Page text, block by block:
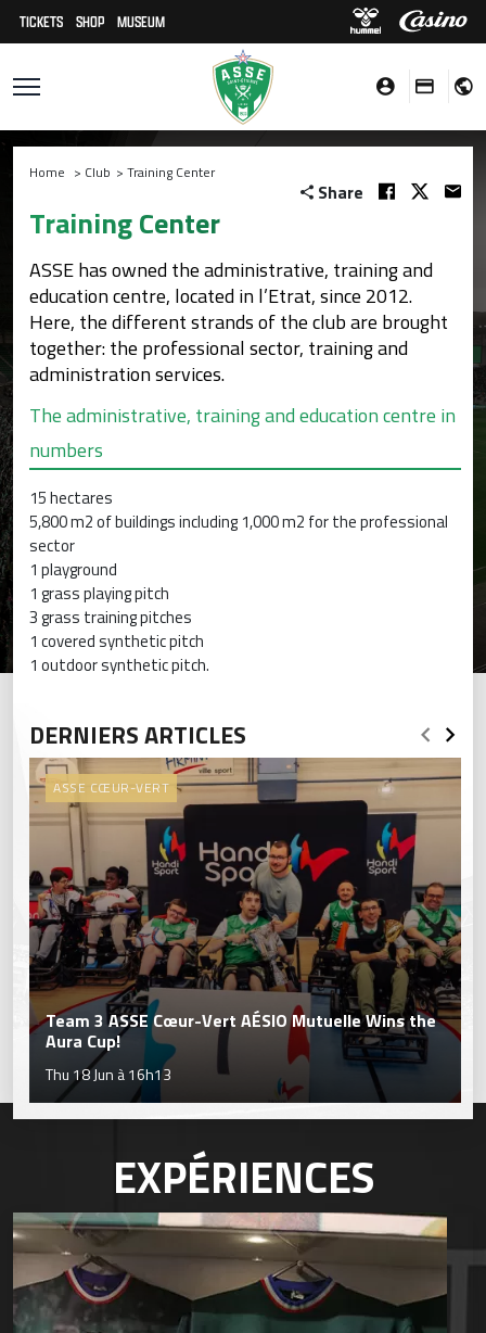
TICKETS SHOP MUSEUM
Home > Club > Training Center
Share
Training Center
ASSE has owned the administrative, training and
education centre, located in l’Etrat, since 2012.
Here, the different strands of the club are brought
together: the professional sector, training and
administration services.
The administrative, training and education centre in
numbers
15 hectares
5,800 m2 of buildings including 1,000 m2 for the professional
sector
1 playground
1 grass playing pitch
3 grass training pitches
1 covered synthetic pitch
1 outdoor synthetic pitch.
DERNIERS ARTICLES
ASSE CŒUR-VERT
Team 3 ASSE Cœur-Vert AÉSIO Mutuelle Wins the
Aura Cup!
Thu 18 Jun à 16h13
EXPÉRIENCES